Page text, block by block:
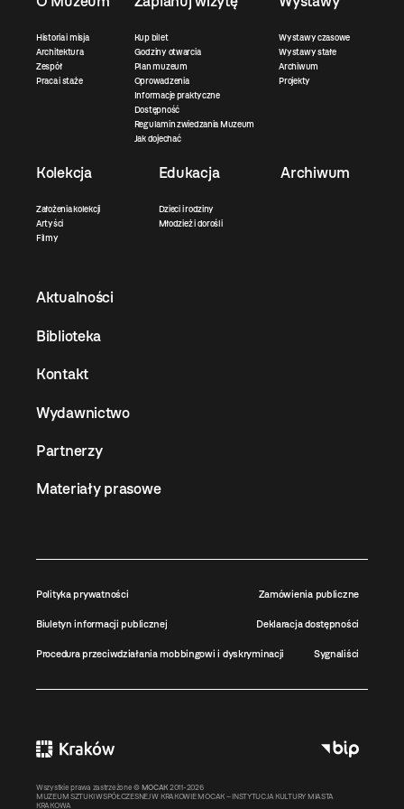
Historia i misja
Architektura
Zespół
Praca i staże
Kup bilet
Godziny otwarcia
Plan muzeum
Oprowadzenia
Informacje praktyczne
Dostępność
Regulamin zwiedzania Muzeum
Jak dojechać
Wystawy czasowe
Wystawy stałe
Archiwum
Projekty
Kolekcja
Założenia kolekcji
Artyści
Filmy
Edukacja
Dzieci i rodziny
Młodzież i dorośli
Archiwum
Aktualności
Biblioteka
Kontakt
Wydawnictwo
Partnerzy
Materiały prasowe
Polityka prywatności Zamówienia publiczne
Biuletyn informacji publicznej Deklaracja dostępności
Procedura przeciwdziałania mobbingowi i dyskryminacji Sygnaliści
Wszystkie prawa zastrzeżone © MOCAK 2011-2026
MUZEUM SZTUKI WSPÓŁCZESNEJ W KRAKOWIE MOCAK – INSTYTUCJA KULTURY MIASTA
KRAKOWA